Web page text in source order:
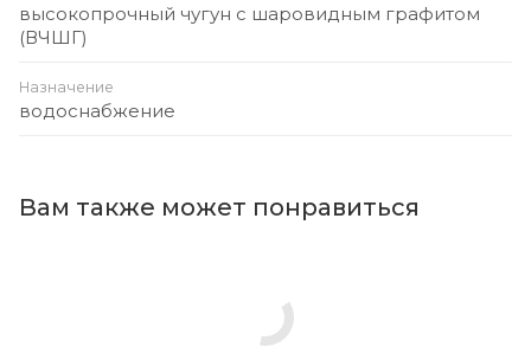
высокопрочный чугун с шаровидным графитом
(ВЧШГ)
Назначение
водоснабжение
Вам также может понравиться